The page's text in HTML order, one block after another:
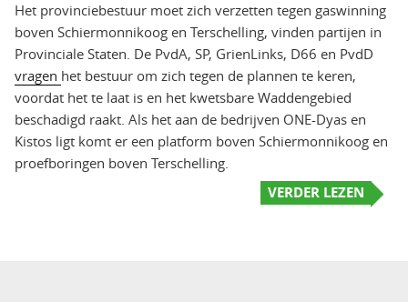
Het provinciebestuur moet zich verzetten tegen gaswinning
boven Schiermonnikoog en Terschelling, vinden partijen in
Provinciale Staten. De PvdA, SP, GrienLinks, D66 en PvdD
vragen het bestuur om zich tegen de plannen te keren,
voordat het te laat is en het kwetsbare Waddengebied
beschadigd raakt. Als het aan de bedrijven ONE-Dyas en
Kistos ligt komt er een platform boven Schiermonnikoog en
proefboringen boven Terschelling.
VERDER LEZEN